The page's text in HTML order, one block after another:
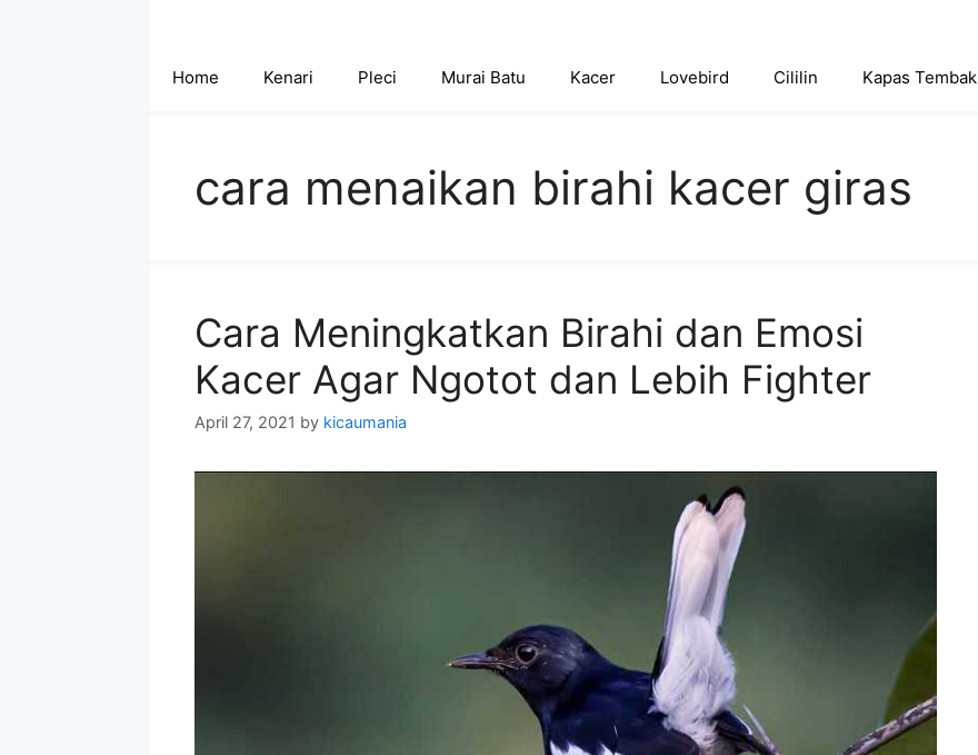
Home Kenari Pleci Murai Batu Kacer Lovebird Cililin Kapas Tembak
cara menaikan birahi kacer giras
Cara Meningkatkan Birahi dan Emosi
Kacer Agar Ngotot dan Lebih Fighter
April 27, 2021 by kicaumania